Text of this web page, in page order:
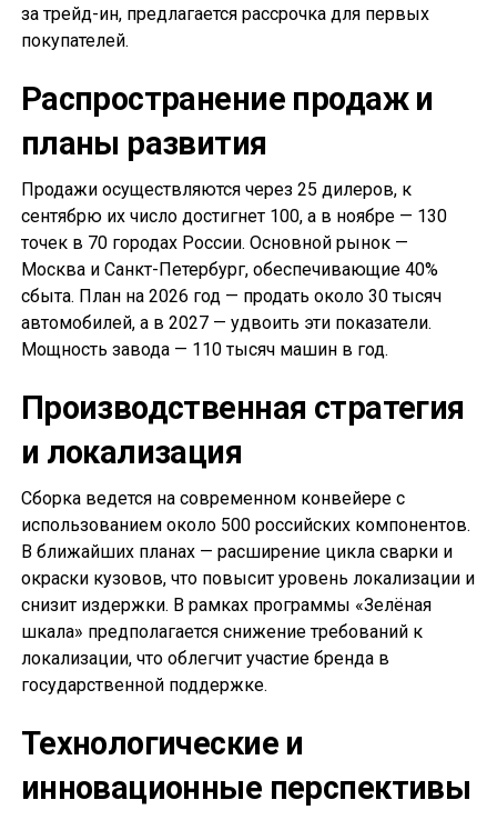
за трейд-ин, предлагается рассрочка для первых
покупателей.
Распространение продаж и
планы развития
Продажи осуществляются через 25 дилеров, к
сентябрю их число достигнет 100, а в ноябре — 130
точек в 70 городах России. Основной рынок —
Москва и Санкт-Петербург, обеспечивающие 40%
сбыта. План на 2026 год — продать около 30 тысяч
автомобилей, а в 2027 — удвоить эти показатели.
Мощность завода — 110 тысяч машин в год.
Производственная стратегия
и локализация
Сборка ведется на современном конвейере с
использованием около 500 российских компонентов.
В ближайших планах — расширение цикла сварки и
окраски кузовов, что повысит уровень локализации и
снизит издержки. В рамках программы «Зелёная
шкала» предполагается снижение требований к
локализации, что облегчит участие бренда в
государственной поддержке.
Технологические и
инновационные перспективы